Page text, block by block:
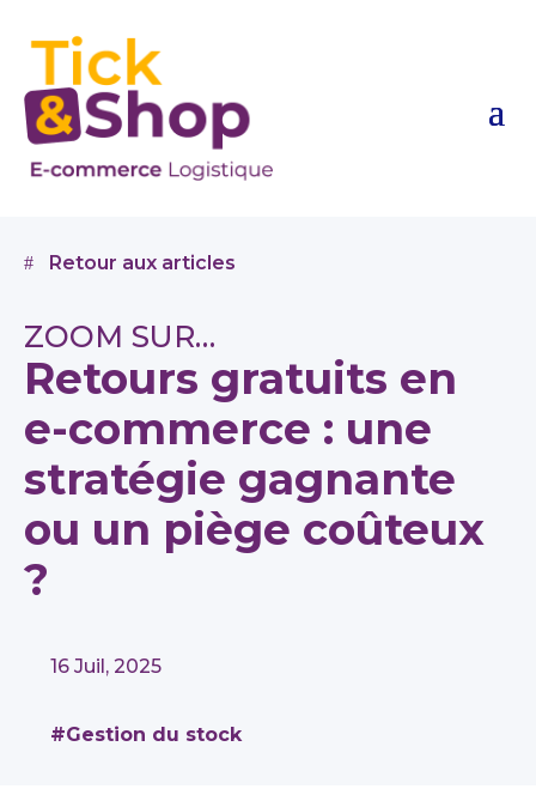
Retour aux articles
ZOOM SUR…
Retours gratuits en
e-commerce : une
stratégie gagnante
ou un piège coûteux
?
16 Juil, 2025
#Gestion du stock